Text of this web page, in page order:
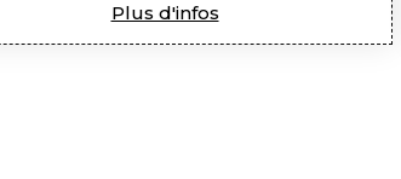
Plus d'infos